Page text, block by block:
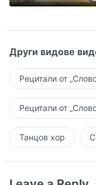
Други видове
Рецитали от
Рецитали от
Танцов хор